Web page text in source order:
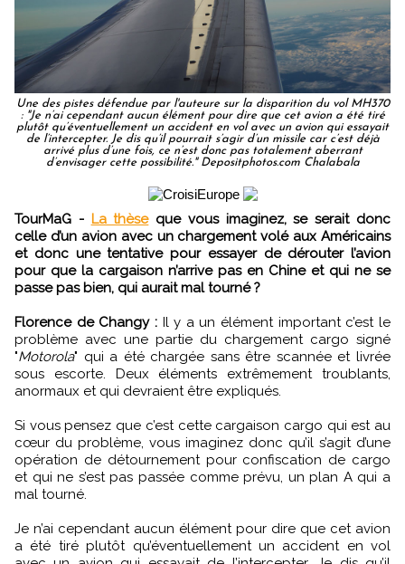
Une des pistes défendue par l'auteure sur la disparition du vol MH370
: "Je n’ai cependant aucun élément pour dire que cet avion a été tiré
plutôt qu’éventuellement un accident en vol avec un avion qui essayait
de l’intercepter. Je dis qu’il pourrait s’agir d’un missile car c’est déjà
arrivé plus d’une fois, ce n’est donc pas totalement aberrant
d’envisager cette possibilité." Depositphotos.com Chalabala
TourMaG - La thèse que vous imaginez, se serait donc
celle d’un avion avec un chargement volé aux Américains
et donc une tentative pour essayer de dérouter l’avion
pour que la cargaison n’arrive pas en Chine et qui ne se
passe pas bien, qui aurait mal tourné ?
Florence de Changy :Il y a un élément important c’est le
problème avec une partie du chargement cargo signé
"Motorola" qui a été chargée sans être scannée et livrée
sous escorte. Deux éléments extrêmement troublants,
anormaux et qui devraient être expliqués.
Si vous pensez que c’est cette cargaison cargo qui est au
cœur du problème, vous imaginez donc qu’il s’agit d’une
opération de détournement pour confiscation de cargo
et qui ne s’est pas passée comme prévu, un plan A qui a
mal tourné.
Je n’ai cependant aucun élément pour dire que cet avion
a été tiré plutôt qu’éventuellement un accident en vol